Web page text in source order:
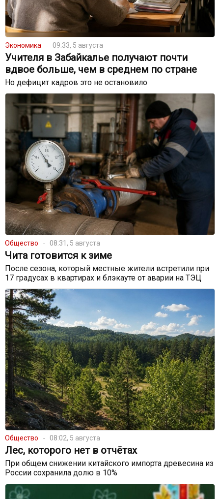
Экономика 09:33, 5 августа
Учителя в Забайкалье получают почти
вдвое больше, чем в среднем по стране
Но дефицит кадров это не остановило
Общество 08:31, 5 августа
Чита готовится к зиме
После сезона, который местные жители встретили при
17 градусах в квартирах и блэкауте от аварии на ТЭЦ
Общество 08:02, 5 августа
Лес, которого нет в отчётах
При общем снижении китайского импорта древесина из
России сохранила долю в 10%